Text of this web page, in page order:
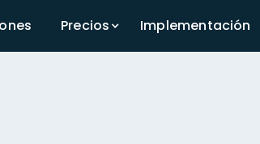
Precios Implementación